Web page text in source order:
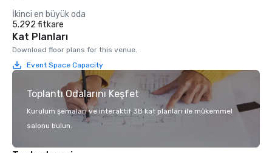
İkinci en büyük oda
5.292 fitkare
Kat Planları
Download floor plans for this venue.
Event Space Capacity
Toplantı Odalarını Keşfet
Kurulum şemaları ve interaktif 3B kat planları ile mükemmel
salonu bulun.